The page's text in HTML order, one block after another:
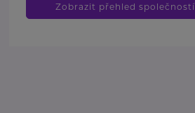
Zobrazit přehled společností